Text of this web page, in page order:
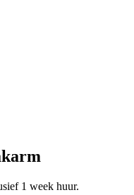
1 week huur.